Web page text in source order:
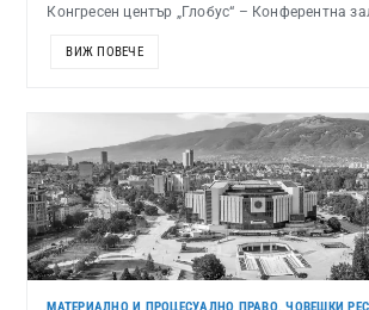
Конгресен център „Глобус“ – Конферентна
ВИЖ ПОВЕЧЕ
МАТЕРИАЛНО И ПРОЦЕСУАЛНО ПРАВО,ЧОВЕШКИ